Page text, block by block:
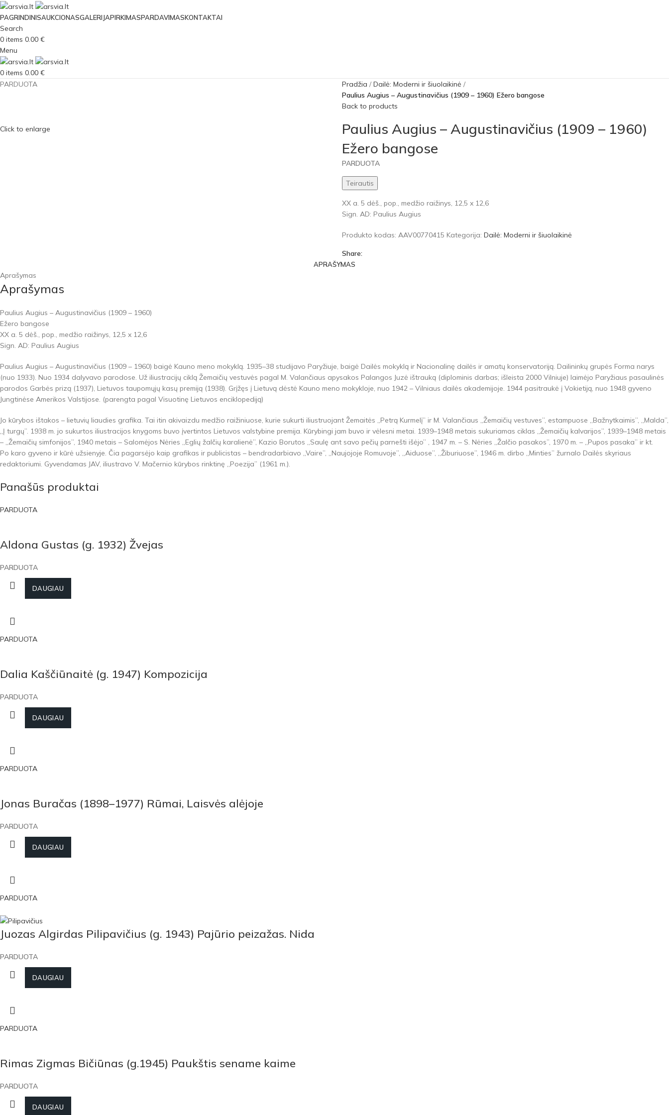
PAGRINDINISAUKCIONASGALERIJAPIRKIMASPARDAVIMASKONTAKTAI
Search
0 items 0.00 €
Menu
0 items 0.00 €
PARDUOTA
Click to enlarge
Pradžia
Dailė: Moderni ir šiuolaikinė
Paulius Augius – Augustinavičius (1909 – 1960) Ežero bangose
Back to products
Paulius Augius – Augustinavičius (1909 – 1960)
Ežero bangose
PARDUOTA
Teirautis
XX a. 5 dėš., pop., medžio raižinys, 12,5 x 12,6
Sign. AD: Paulius Augius
Produkto kodas: AAV00770415 Kategorija: Dailė: Moderni ir šiuolaikinė
Share:
APRAŠYMAS
Aprašymas
Aprašymas
Paulius Augius – Augustinavičius (1909 – 1960)
Ežero bangose
XX a. 5 dėš., pop., medžio raižinys, 12,5 x 12,6
Sign. AD: Paulius Augius
Paulius Augius – Augustinavičius (1909 – 1960) baigė Kauno meno mokyklą. 1935–38 studijavo Paryžiuje, baigė Dailės mokyklą ir Nacionalinę dailės ir amatų konservatoriją. Dailininkų grupės Forma narys
(nuo 1933). Nuo 1934 dalyvavo parodose. Už iliustracijų ciklą Žemaičių vestuvės pagal M. Valančiaus apysakos Palangos Juzė ištrauką (diplominis darbas; išleista 2000 Vilniuje) laimėjo Paryžiaus pasaulinės
parodos Garbės prizą (1937), Lietuvos taupomųjų kasų premiją (1938). Grįžęs į Lietuvą dėstė Kauno meno mokykloje, nuo 1942 – Vilniaus dailės akademijoje. 1944 pasitraukė į Vokietiją, nuo 1948 gyveno
Jungtinėse Amerikos Valstijose. (parengta pagal Visuotinę Lietuvos enciklopediją)
Jo kūrybos ištakos – lietuvių liaudies grafika. Tai itin akivaizdu medžio raižiniuose, kurie sukurti iliustruojant Žemaitės „Petrą Kurmelį” ir M. Valančiaus „Žemaičių vestuves”, estampuose „Bažnytkaimis”, „Malda”,
„Į turgų”. 1938 m. jo sukurtos iliustracijos knygoms buvo įvertintos Lietuvos valstybine premija. Kūrybingi jam buvo ir vėlesni metai. 1939–1948 metais sukuriamas ciklas „Žemaičių kalvarijos”, 1939–1948 metais
– „Žemaičių simfonijos”, 1940 metais – Salomėjos Nėries „Eglių žalčių karalienė”, Kazio Borutos „Saulę ant savo pečių parnešti išėjo” , 1947 m. – S. Nėries „Žalčio pasakos”, 1970 m. – „Pupos pasaka” ir kt.
Po karo gyveno ir kūrė užsienyje. Čia pagarsėjo kaip grafikas ir publicistas – bendradarbiavo „Vaire”, „Naujojoje Romuvoje”, „Aiduose”, „Žiburiuose”, 1946 m. dirbo „Minties” žurnalo Dailės skyriaus
redaktoriumi. Gyvendamas JAV, iliustravo V. Mačernio kūrybos rinktinę „Poezija” (1961 m.).
Panašūs produktai
PARDUOTA
Aldona Gustas (g. 1932) Žvejas
PARDUOTA
DAUGIAU
PARDUOTA
Dalia Kaščiūnaitė (g. 1947) Kompozicija
PARDUOTA
DAUGIAU
PARDUOTA
Jonas Buračas (1898–1977) Rūmai, Laisvės alėjoje
PARDUOTA
DAUGIAU
PARDUOTA
Juozas Algirdas Pilipavičius (g. 1943) Pajūrio peizažas. Nida
PARDUOTA
DAUGIAU
PARDUOTA
Rimas Zigmas Bičiūnas (g.1945) Paukštis sename kaime
PARDUOTA
DAUGIAU